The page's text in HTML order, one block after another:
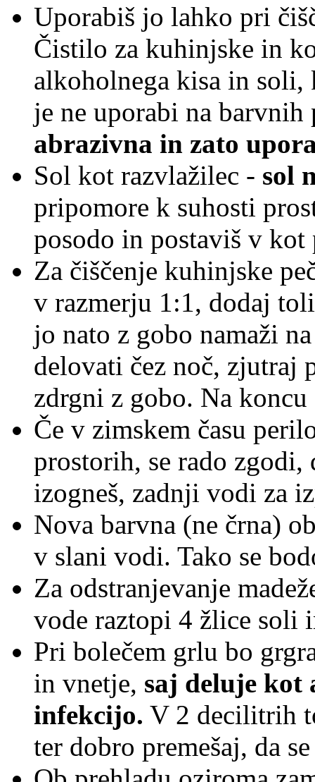
Uporabiš jo lahko pri
Čistilo za kuhinjske in
alkoholnega kisa in
je ne uporabi na
abrazivna in zato
Sol kot razvlažilec - sol
pripomore k suhosti
posodo in postaviš v kot
Za čiščenje kuhinjske
v razmerju 1:1, dodaj
jo nato z gobo namaži
delovati čez noč, zjutraj
zdrgni z gobo. Na
Če v zimskem času
prostorih, se rado zgodi,
izogneš, zadnji vodi za
Nova barvna (ne črna)
v slani vodi. Tako se
Za odstranjevanje
vode raztopi 4 žlice soli
Pri bolečem grlu bo
in vnetje, saj deluje kot
infekcijo. V 2 decilitrih
ter dobro premešaj, da